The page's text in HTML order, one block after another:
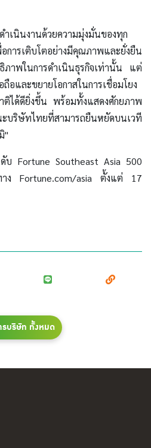
ำเนินงานด้วยความมุ่งมั่นของทุก
ารเติบโตอย่างมีคุณภาพและยั่งยืน
ภาพในการดำเนินธุรกิจเท่านั้น แต่
อและขยายโอกาสในการเชื่อมโยง
ได้ดียิ่งขึ้น พร้อมทั้งแสดงศักยภาพ
ษัทไทยที่สามารถยืนหยัดบนเวที
"
บ Fortune Southeast Asia 500
ง Fortune.com/asia ตั้งแต่ 17
รบริษัท ทั้งหมด